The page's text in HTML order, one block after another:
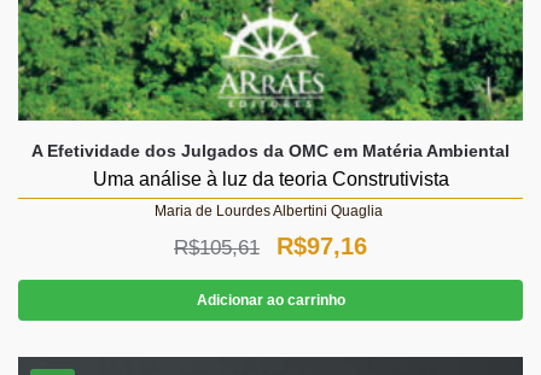
A Efetividade dos Julgados da OMC em Matéria Ambiental
Uma análise à luz da teoria Construtivista
Maria de Lourdes Albertini Quaglia
R$105,61
O
preço
original
era:
R$97,16O
preço
atual
é:
Adicionar ao carrinho